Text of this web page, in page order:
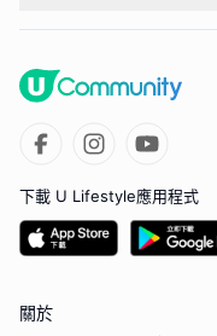
下載 U Lifestyle應用程式
關於